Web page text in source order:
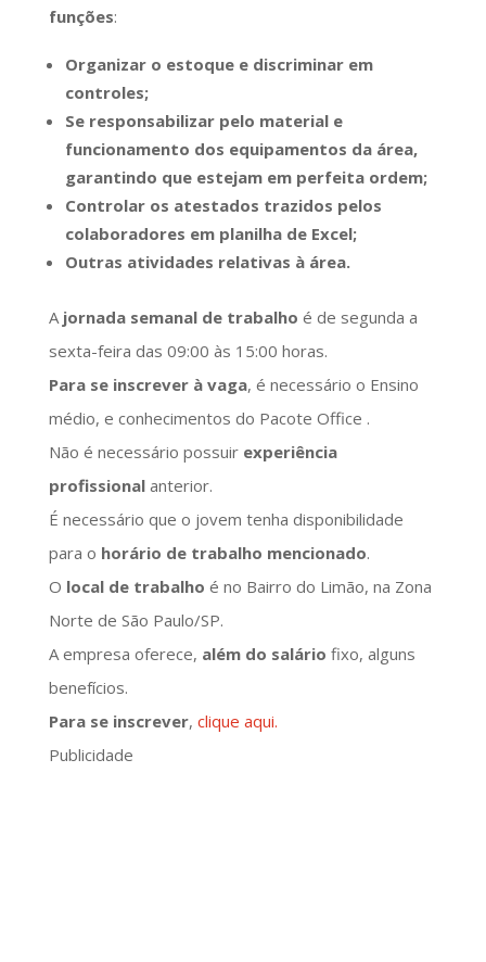
funções:
Organizar o estoque e discriminar em
controles;
Se responsabilizar pelo material e
funcionamento dos equipamentos da área,
garantindo que estejam em perfeita ordem;
Controlar os atestados trazidos pelos
colaboradores em planilha de Excel;
Outras atividades relativas à área.
Ajornada semanal de trabalho é de segunda a
sexta-feira das 09:00 às 15:00 horas.
Para se inscrever à vaga, é necessário o Ensino
médio, e conhecimentos do Pacote Office .
Não é necessário possuir experiência
profissionalanterior.
É necessário que o jovem tenha disponibilidade
para o horário de trabalho mencionado.
O local de trabalho é no Bairro do Limão, na Zona
Norte de São Paulo/SP.
A empresa oferece, além do salário fixo, alguns
benefícios.
Para se inscrever, clique aqui.
Publicidade